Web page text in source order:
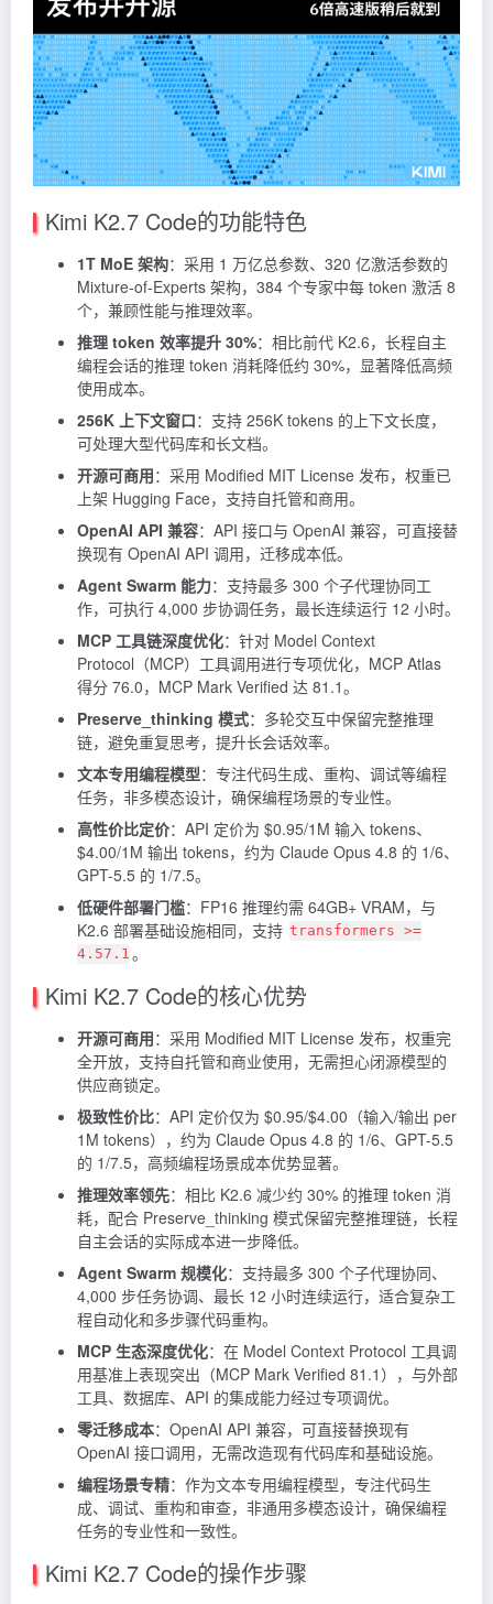
Kimi K2.7 Code的功能特色
1T MoE 架构：采用 1 万亿总参数、320 亿激活参数的
Mixture-of-Experts 架构，384 个专家中每 token 激活 8
个，兼顾性能与推理效率。
推理 token 效率提升 30%：相比前代 K2.6，长程自主
编程会话的推理 token 消耗降低约 30%，显著降低高频
使用成本。
256K 上下文窗口：支持 256K tokens 的上下文长度，
可处理大型代码库和长文档。
开源可商用：采用 Modified MIT License 发布，权重已
上架 Hugging Face，支持自托管和商用。
OpenAI API 兼容：API 接口与 OpenAI 兼容，可直接替
换现有 OpenAI API 调用，迁移成本低。
Agent Swarm 能力：支持最多 300 个子代理协同工
作，可执行 4,000 步协调任务，最长连续运行 12 小时。
MCP 工具链深度优化：针对 Model Context
Protocol（MCP）工具调用进行专项优化，MCP Atlas
得分 76.0，MCP Mark Verified 达 81.1。
Preserve_thinking 模式：多轮交互中保留完整推理
链，避免重复思考，提升长会话效率。
文本专用编程模型：专注代码生成、重构、调试等编程
任务，非多模态设计，确保编程场景的专业性。
高性价比定价：API 定价为 $0.95/1M 输入 tokens、
$4.00/1M 输出 tokens，约为 Claude Opus 4.8 的 1/6、
GPT-5.5 的 1/7.5。
低硬件部署门槛：FP16 推理约需 64GB+ VRAM，与
K2.6 部署基础设施相同，支持 transformers >=
4.57.1 。
Kimi K2.7 Code的核心优势
开源可商用：采用 Modified MIT License 发布，权重完
全开放，支持自托管和商业使用，无需担心闭源模型的
供应商锁定。
极致性价比：API 定价仅为 $0.95/$4.00（输入/输出 per
1M tokens），约为 Claude Opus 4.8 的 1/6、GPT-5.5
的 1/7.5，高频编程场景成本优势显著。
推理效率领先：相比 K2.6 减少约 30% 的推理 token 消
耗，配合 Preserve_thinking 模式保留完整推理链，长程
自主会话的实际成本进一步降低。
Agent Swarm 规模化：支持最多 300 个子代理协同、
4,000 步任务协调、最长 12 小时连续运行，适合复杂工
程自动化和多步骤代码重构。
MCP 生态深度优化：在 Model Context Protocol 工具调
用基准上表现突出（MCP Mark Verified 81.1），与外部
工具、数据库、API 的集成能力经过专项调优。
零迁移成本：OpenAI API 兼容，可直接替换现有
OpenAI 接口调用，无需改造现有代码库和基础设施。
编程场景专精：作为文本专用编程模型，专注代码生
成、调试、重构和审查，非通用多模态设计，确保编程
任务的专业性和一致性。
Kimi K2.7 Code的操作步骤